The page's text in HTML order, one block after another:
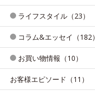
ライフスタイル（23）
コラム&エッセイ（182）
お買い物情報（10）
お客様エピソード（11）